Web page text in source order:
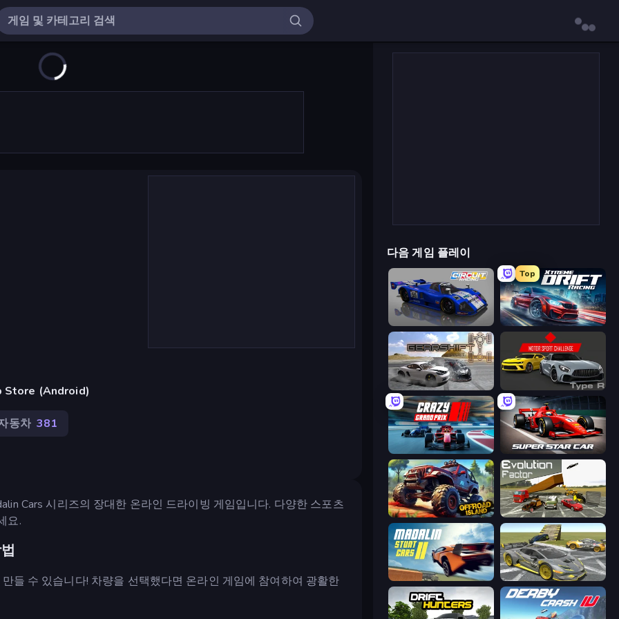
Store (Android)
동차 381
Cars 시리즈의 장대한 온라인 드라이빙 게임입니다. 다양한 스포츠
요.
들 수 있습니다! 차량을 선택했다면 온라인 게임에 참여하여 광활한
다음 게임 플레이
Circuit Racing
Top
Xtreme DRIFT Racing
Gearshift One Motor Sport Challenge Type R
Crazy Grand Prix Super Star Car
Offroad Island Evolution Factor
Madalin Stunt Cars 2 Wrong Way